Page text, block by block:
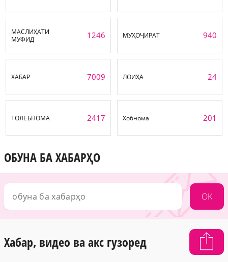
МАСЛИҲАТИ
МУФИД
1246 МУҲОҶИРАТ 940
ХАБАР 7009 ЛОИҲА 24
ТОЛЕЪНОМА 2417 Хобнома 201
ОБУНА БА ХАБАРҲО
OK
Хабар, видео ва акс гузоред